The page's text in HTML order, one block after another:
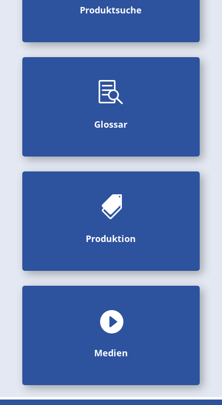
Produktsuche
Produktsuche

Glossar
Alphabetisch geordnetes Sachwortregister, mehrsprachig

Produktion
Bilder, Videos und Beschreibungen aus der Produktion

Medien
Bildergalerien, Videos und PDF